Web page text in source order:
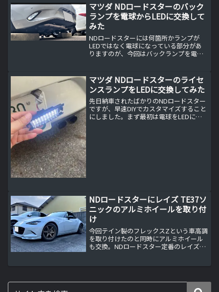
マツダ NDロードスターのバック
ランプを電球からLEDに交換して
みた
NDロードスターには何箇所かランプが
LEDではなく電球になっている部分があ
りますのが、今回はバックランプを電球
マツダ NDロードスターのライセ
ンスランプをLEDに交換してみた
先日納車されたばかりのNDロードスター
ですが、早速DIYでカスタマイズすること
にしました。まず最初は電球をLEDに交
NDロードスターにレイズ TE37ソ
ニックのアルミホイールを取り付
け
今回テイン製のフレックスZという車高調
を取り付けたのと同時にアルミホイール
も交換。NDロードスター定番のレイズ